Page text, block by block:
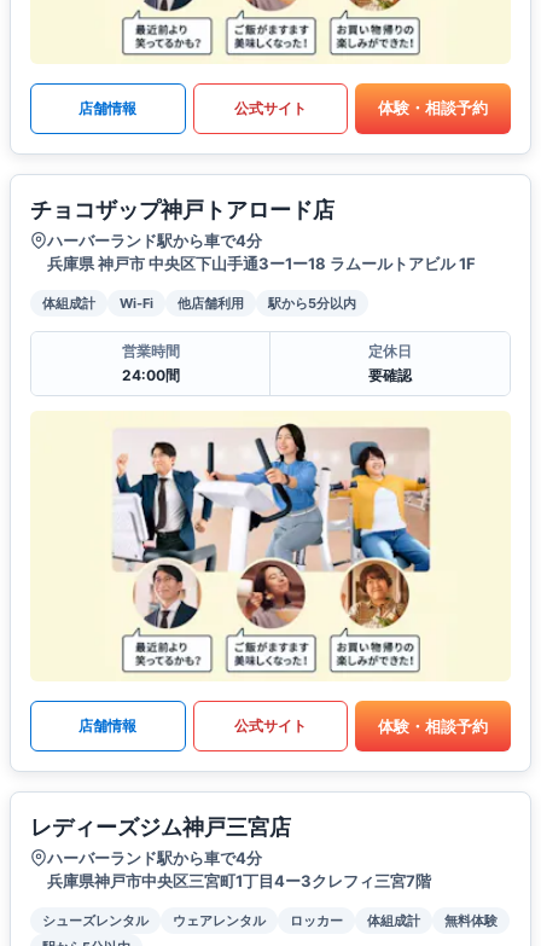
店舗情報 公式サイト 体験・相談予約
チョコザップ神戸トアロード店
ハーバーランド駅から車で4分
兵庫県 神戸市 中央区下山手通3ー1ー18 ラムールトアビル 1F
体組成計 Wi-Fi 他店舗利用 駅から5分以内
営業時間
24:00間
定休日
要確認
店舗情報 公式サイト 体験・相談予約
レディーズジム神戸三宮店
ハーバーランド駅から車で4分
兵庫県神戸市中央区三宮町1丁目4ー3クレフィ三宮7階
シューズレンタル ウェアレンタル ロッカー 体組成計
無料体験